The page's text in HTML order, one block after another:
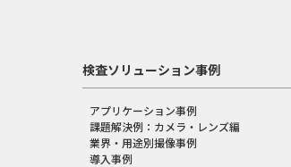
検査ソリューション事例
アプリケーション事例
課題解決例：カメラ・レンズ編
業界・用途別撮像事例
導入事例